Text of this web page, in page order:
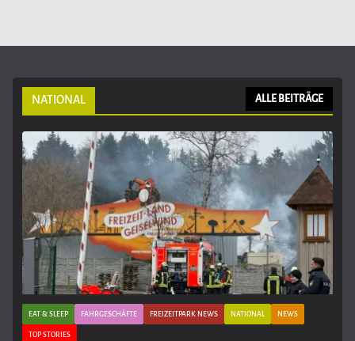
NATIONAL ALLE BEITRÄGE
EAT & SLEEP FAHRGESCHÄFTE FREIZEITPARK NEWS NATIONAL NEWS
TOP STORIES